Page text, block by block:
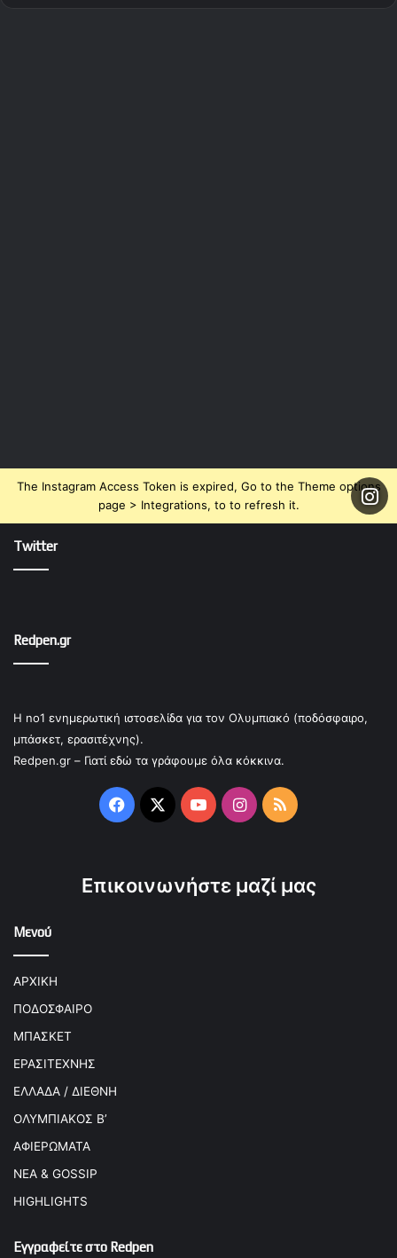
The Instagram Access Token is expired, Go to the Theme options
page > Integrations, to to refresh it.
Twitter
Redpen.gr
Η no1 ενημερωτική ιστοσελίδα για τον Ολυμπιακό (ποδόσφαιρο,
μπάσκετ, ερασιτέχνης).
Redpen.gr – Γιατί εδώ τα γράφουμε όλα κόκκινα.
Facebook
X YouTubeInstagram
RSS
Επικοινωνήστε μαζί μας
Μενού
ΑΡΧΙΚΗ
ΠΟΔΟΣΦΑΙΡΟ
ΜΠΑΣΚΕΤ
ΕΡΑΣΙΤΕΧΝΗΣ
ΕΛΛΑΔΑ / ΔΙΕΘΝΗ
ΟΛΥΜΠΙΑΚΟΣ Β’
ΑΦΙΕΡΩΜΑΤΑ
ΝΕΑ & GOSSIP
HIGHLIGHTS
Εγγραφείτε στο Redpen